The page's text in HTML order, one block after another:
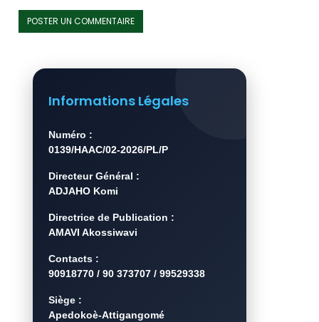
Informations Légales
Numéro :
0139/HAAC/02-2026/PL/P
Directeur Général :
ADJAHO Komi
Directrice de Publication :
AMAVI Akossiwavi
Contacts :
90918770 / 90 373707 / 99529338
Siège :
Apedokoè-Attigangomé